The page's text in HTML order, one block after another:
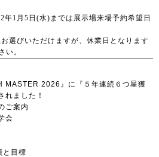
1月5日(水)までは展示場来場予約希望日
選びいただけますが、休業日となります
い。
MASTER 2026』に『５年連続６つ星獲
れました！
ご案内
会
と目標